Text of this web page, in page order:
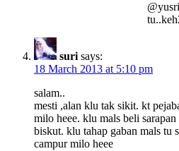
suri says:
18 March 2013 at 5:10 pm
salam..
mesti ,alan klu tak sikit. kt
milo heee. klu mals beli
biskut. klu tahap gaban mals tu
campur milo heee